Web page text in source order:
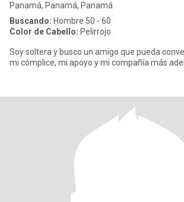
Panamá, Panamá, Panamá
Buscando: Hombre 50 - 60
Color de Cabello: Pelirrojo
Soy soltera y busco un amigo que pueda
mi cómplice, mi apoyo y mi compañía más